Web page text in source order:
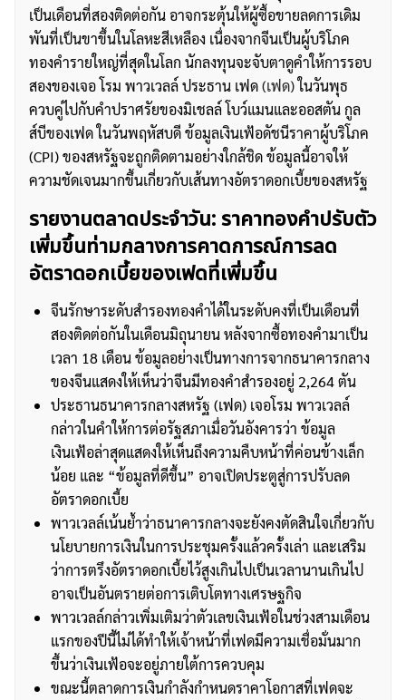
เป็นเดือนที่สองติดต่อกัน อาจกระตุ้นให้ผู้ซื้อขายลดการเดิม
พันที่เป็นขาขึ้นในโลหะสีเหลือง เนื่องจากจีนเป็นผู้บริโภค
ทองคำรายใหญ่ที่สุดในโลก นักลงทุนจะจับตาดูคำให้การรอบ
สองของเจอ โรม พาวเวลล์ ประธาน เฟด(เฟด)ในวันพุธ
ควบคู่ไปกับคำปราศรัยของมิเชลล์ โบว์แมนและออสตัน กูล
ส์บีของเฟด ในวันพฤหัสบดี ข้อมูลเงินเฟ้อดัชนีราคาผู้บริโภค
(CPI) ของสหรัฐจะถูกติดตามอย่างใกล้ชิด ข้อมูลนี้อาจให้
ความชัดเจนมากขึ้นเกี่ยวกับเส้นทางอัตราดอกเบี้ยของสหรัฐ
รายงานตลาดประจำวัน: ราคาทองคำปรับตัว
เพิ่มขึ้นท่ามกลางการคาดการณ์การลด
อัตราดอกเบี้ยของเฟดที่เพิ่มขึ้น
จีนรักษาระดับสำรองทองคำได้ในระดับคงที่เป็นเดือนที่
สองติดต่อกันในเดือนมิถุนายน หลังจากซื้อทองคำมาเป็น
เวลา 18 เดือน ข้อมูลอย่างเป็นทางการจากธนาคารกลาง
ของจีนแสดงให้เห็นว่าจีนมีทองคำสำรองอยู่ 2,264 ตัน
ประธานธนาคารกลางสหรัฐ (เฟด) เจอโรม พาวเวลล์
กล่าวในคำให้การต่อรัฐสภาเมื่อวันอังคารว่า ข้อมูล
เงินเฟ้อล่าสุดแสดงให้เห็นถึงความคืบหน้าที่ค่อนข้างเล็ก
น้อย และ “ข้อมูลที่ดีขึ้น” อาจเปิดประตูสู่การปรับลด
อัตราดอกเบี้ย
พาวเวลล์เน้นย้ำว่าธนาคารกลางจะยังคงตัดสินใจเกี่ยวกับ
นโยบายการเงินในการประชุมครั้งแล้วครั้งเล่า และเสริม
ว่าการตรึงอัตราดอกเบี้ยไว้สูงเกินไปเป็นเวลานานเกินไป
อาจเป็นอันตรายต่อการเติบโตทางเศรษฐกิจ
พาวเวลล์กล่าวเพิ่มเติมว่าตัวเลขเงินเฟ้อในช่วงสามเดือน
แรกของปีนี้ไม่ได้ทำให้เจ้าหน้าที่เฟดมีความเชื่อมั่นมาก
ขึ้นว่าเงินเฟ้อจะอยู่ภายใต้การควบคุม
ขณะนี้ตลาดการเงินกำลังกำหนดราคาโอกาสที่เฟดจะ